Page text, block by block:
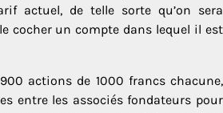
actuel, de telle sorte qu’on sera
cocher un compte dans lequel il est
actions de 1000 francs chacune,
entre les associés fondateurs pour